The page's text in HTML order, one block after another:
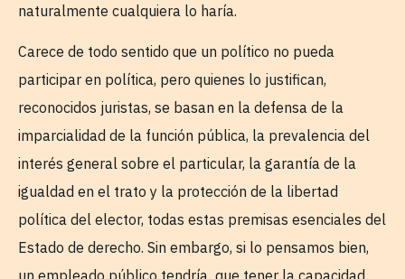
naturalmente cualquiera lo haría.
Carece de todo sentido que un político no pueda
participar en política, pero quienes lo justifican,
reconocidos juristas, se basan en la defensa de la
imparcialidad de la función pública, la prevalencia del
interés general sobre el particular, la garantía de la
igualdad en el trato y la protección de la libertad
política del elector, todas estas premisas esenciales del
Estado de derecho. Sin embargo, si lo pensamos bien,
un empleado público tendría que tener la capacidad